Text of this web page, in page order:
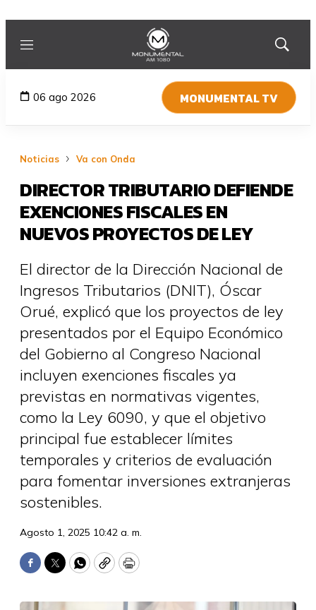
Menú
Mostrar
06 ago 2026 MONUMENTAL TV
Noticias Va con Onda
DIRECTOR TRIBUTARIO DEFIENDE
EXENCIONES FISCALES EN
NUEVOS PROYECTOS DE LEY
El director de la Dirección Nacional de
Ingresos Tributarios (DNIT), Óscar
Orué, explicó que los proyectos de ley
presentados por el Equipo Económico
del Gobierno al Congreso Nacional
incluyen exenciones fiscales ya
previstas en normativas vigentes,
como la Ley 6090, y que el objetivo
principal fue establecer límites
temporales y criterios de evaluación
para fomentar inversiones extranjeras
sostenibles.
Agosto 1, 2025 10:42 a. m.
Facebook
TwitterWhatsApp
CopyPrint